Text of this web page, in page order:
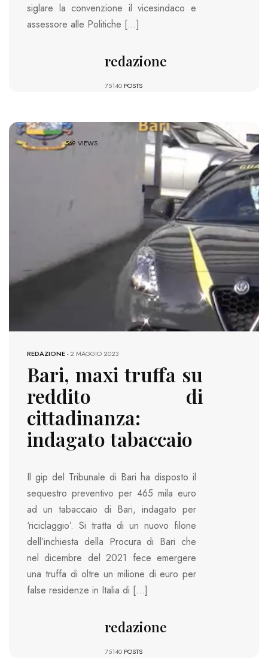
siglare la convenzione il vicesindaco e
assessore alle Politiche […]
redazione
75140 POSTS
569 VIEWS
REDAZIONE-2 MAGGIO 2023
Bari, maxi truffa su
reddito di
cittadinanza:
indagato tabaccaio
Il gip del Tribunale di Bari ha disposto il
sequestro preventivo per 465 mila euro
ad un tabaccaio di Bari, indagato per
‘riciclaggio’. Si tratta di un nuovo filone
dell’inchiesta della Procura di Bari che
nel dicembre del 2021 fece emergere
una truffa di oltre un milione di euro per
false residenze in Italia di […]
redazione
75140 POSTS